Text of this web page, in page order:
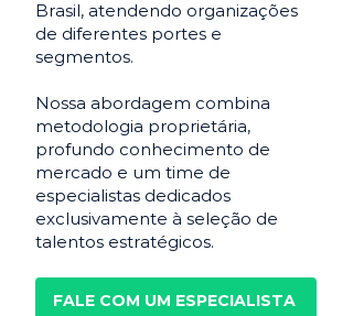
Brasil, atendendo organizações
de diferentes portes e
segmentos.
Nossa abordagem combina
metodologia proprietária,
profundo conhecimento de
mercado e um time de
especialistas dedicados
exclusivamente à seleção de
talentos estratégicos.
FALE COM UM ESPECIALISTA